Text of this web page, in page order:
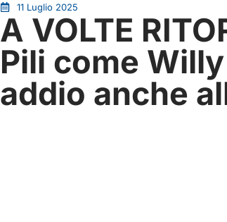
11 Luglio 2025
A VOLTE
Pili come
addio anche